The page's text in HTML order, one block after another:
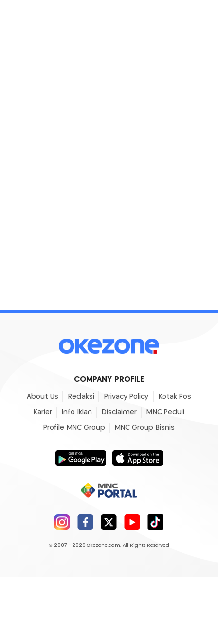
COMPANY PROFILE
About Us Redaksi Privacy Policy Kotak Pos
Karier Info Iklan Disclaimer MNC Peduli
Profile MNC Group MNC Group Bisnis
© 2007 - 2026 Okezone.com, All Rights Reserved